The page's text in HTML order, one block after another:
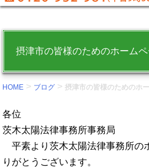
を
る。
摂津市の皆様のためのホーム
HOME > ブログ >摂津市の皆様のためのホ
各位
茨木太陽法律事務所事務局
平素より茨木太陽法律事務所の
りがとうございます。